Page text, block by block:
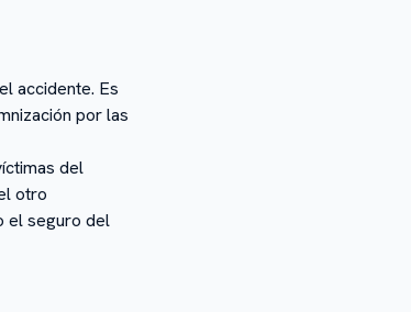
accidente. Es
por las
del
otro
el seguro del